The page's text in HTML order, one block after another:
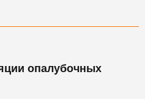
опалубочных